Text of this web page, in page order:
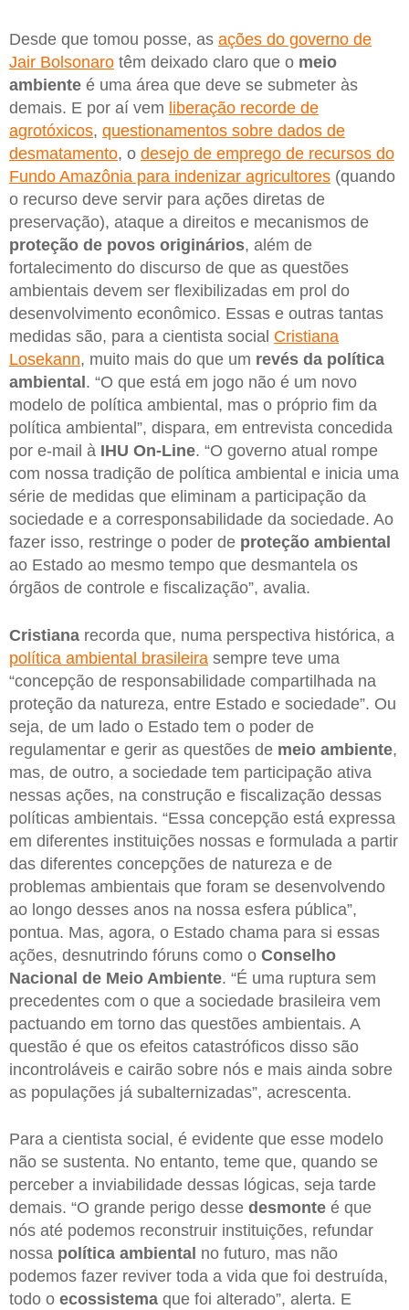
Desde que tomou posse, as ações do governo de
Jair Bolsonaro têm deixado claro que o meio
ambiente é uma área que deve se submeter às
demais. E por aí vem liberação recorde de
agrotóxicos, questionamentos sobre dados de
desmatamento, o desejo de emprego de recursos do
Fundo Amazônia para indenizar agricultores (quando
o recurso deve servir para ações diretas de
preservação), ataque a direitos e mecanismos de
proteção de povos originários, além de
fortalecimento do discurso de que as questões
ambientais devem ser flexibilizadas em prol do
desenvolvimento econômico. Essas e outras tantas
medidas são, para a cientista social Cristiana
Losekann, muito mais do que um revés da política
ambiental . “O que está em jogo não é um novo
modelo de política ambiental, mas o próprio fim da
política ambiental”, dispara, em entrevista concedida
por e-mail à IHU On-Line. “O governo atual rompe
com nossa tradição de política ambiental e inicia uma
série de medidas que eliminam a participação da
sociedade e a corresponsabilidade da sociedade. Ao
fazer isso, restringe o poder de proteção ambiental
ao Estado ao mesmo tempo que desmantela os
órgãos de controle e fiscalização”, avalia.
Cristiana recorda que, numa perspectiva histórica, a
política ambiental brasileira sempre teve uma
“concepção de responsabilidade compartilhada na
proteção da natureza, entre Estado e sociedade”. Ou
seja, de um lado o Estado tem o poder de
regulamentar e gerir as questões de meio ambiente,
mas, de outro, a sociedade tem participação ativa
nessas ações, na construção e fiscalização dessas
políticas ambientais. “Essa concepção está expressa
em diferentes instituições nossas e formulada a partir
das diferentes concepções de natureza e de
problemas ambientais que foram se desenvolvendo
ao longo desses anos na nossa esfera pública”,
pontua. Mas, agora, o Estado chama para si essas
ações, desnutrindo fóruns como o Conselho
Nacional de Meio Ambiente. “É uma ruptura sem
precedentes com o que a sociedade brasileira vem
pactuando em torno das questões ambientais. A
questão é que os efeitos catastróficos disso são
incontroláveis e cairão sobre nós e mais ainda sobre
as populações já subalternizadas”, acrescenta.
Para a cientista social, é evidente que esse modelo
não se sustenta. No entanto, teme que, quando se
perceber a inviabilidade dessas lógicas, seja tarde
demais. “O grande perigo desse desmonte é que
nós até podemos reconstruir instituições, refundar
nossa política ambiental no futuro, mas não
podemos fazer reviver toda a vida que foi destruída,
todo o ecossistema que foi alterado”, alerta. E